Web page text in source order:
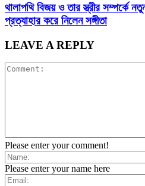
থালাপথি বিজয় ও তার স্ত্রীর সম্পর্কে
প্রত্যাহার করে নিলেন সঙ্গীতা
LEAVE A REPLY
Please enter your comment!
Please enter your name here